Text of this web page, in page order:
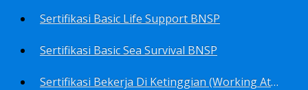
Sertifikasi Basic Life Support BNSP
Sertifikasi Basic Sea Survival BNSP
Sertifikasi Bekerja Di Ketinggian (Working At Height) BNSP